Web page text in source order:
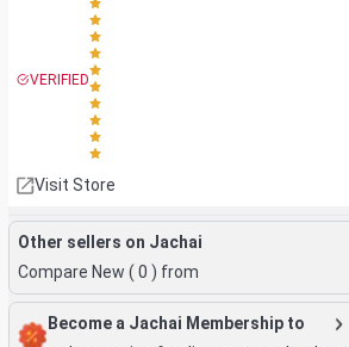
VERIFIED
Visit Store
Other sellers on Jachai
Compare New ( 0 ) from
Become a Jachai Membership to